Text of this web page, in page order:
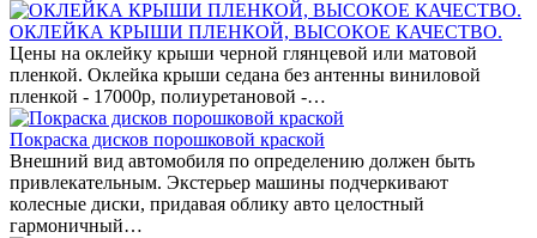
ОКЛЕЙКА КРЫШИ ПЛЕНКОЙ, ВЫСОКОЕ КАЧЕСТВО.
Цены на оклейку крыши черной глянцевой или матовой
пленкой. Оклейка крыши седана без антенны виниловой
пленкой - 17000р, полиуретановой -…
Покраска дисков порошковой краской
Внешний вид автомобиля по определению должен быть
привлекательным. Экстерьер машины подчеркивают
колесные диски, придавая облику авто целостный
гармоничный…